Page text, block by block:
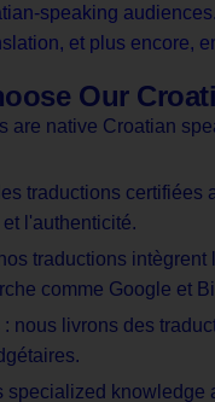
speaking
, et plus encore,
Our
are native Croatian
traductions
l'authenticité.
traductions
comme Google et
nous livrons des
specialized